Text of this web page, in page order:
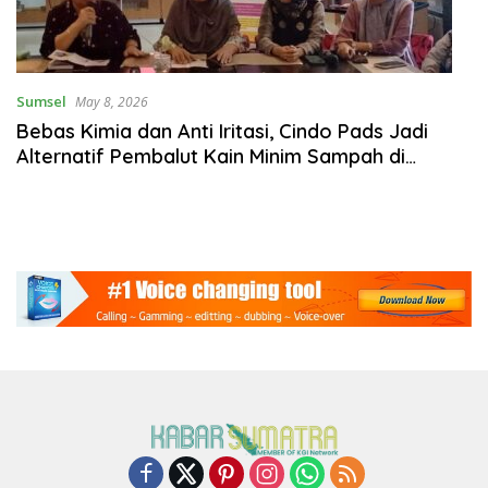
Sumsel May 8, 2026
Bebas Kimia dan Anti Iritasi, Cindo Pads Jadi
Alternatif Pembalut Kain Minim Sampah di